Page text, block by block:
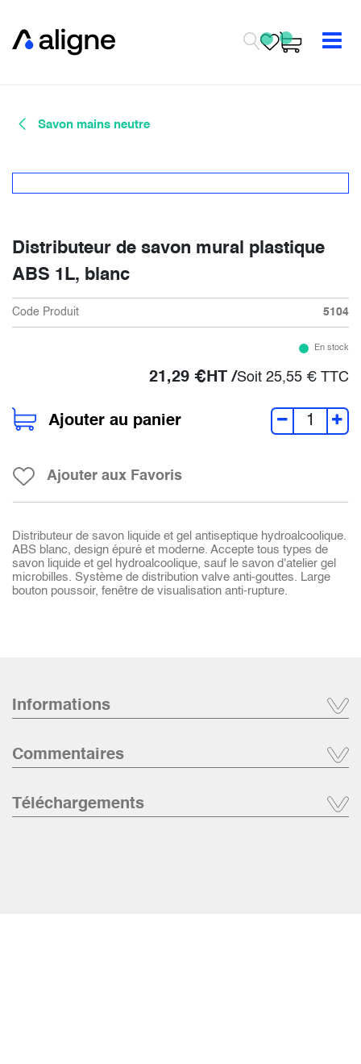
Savon mains neutre
Distributeur de savon mural plastique
ABS 1L, blanc
Code Produit 5104
En stock
21,29 €HT /Soit 25,55 € TTC
Ajouter au panier
Ajouter aux Favoris
Distributeur de savon liquide et gel antiseptique hydroalcoolique.
ABS blanc, design épuré et moderne. Accepte tous types de
savon liquide et gel hydroalcoolique, sauf le savon d'atelier gel
microbilles. Système de distribution valve anti-gouttes. Large
bouton poussoir, fenêtre de visualisation anti-rupture.
Informations
Commentaires
Téléchargements